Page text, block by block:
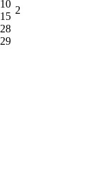
10
15
28
29
2